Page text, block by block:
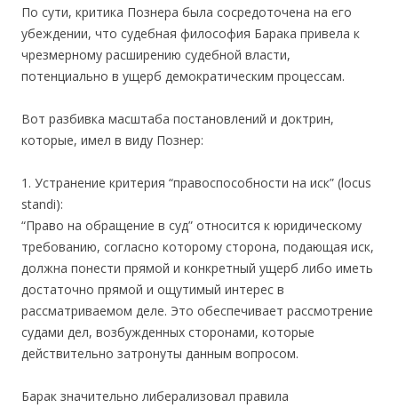
По сути, критика Познера была сосредоточена на его
убеждении, что судебная философия Барака привела к
чрезмерному расширению судебной власти,
потенциально в ущерб демократическим процессам.
Вот разбивка масштаба постановлений и доктрин,
которые, имел в виду Познер:
1. Устранение критерия “правоспособности на иск” (locus
standi):
“Право на обращение в суд” относится к юридическому
требованию, согласно которому сторона, подающая иск,
должна понести прямой и конкретный ущерб либо иметь
достаточно прямой и ощутимый интерес в
рассматриваемом деле. Это обеспечивает рассмотрение
судами дел, возбужденных сторонами, которые
действительно затронуты данным вопросом.
Барак значительно либерализовал правила